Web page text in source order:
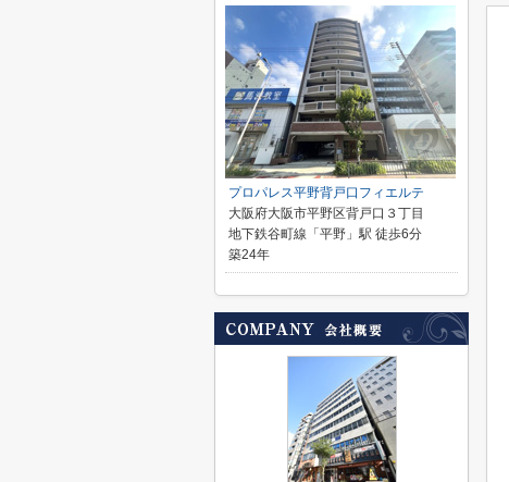
プロパレス平野背戸口フィエルテ
大阪府大阪市平野区背戸口３丁目
地下鉄谷町線「平野」駅 徒歩6分
築24年